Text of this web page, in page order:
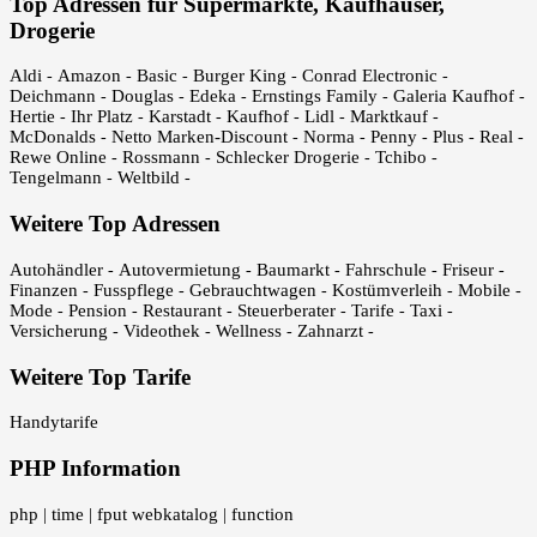
Drogerie
Aldi - Amazon - Basic - Burger King - Conrad Electronic -
Deichmann - Douglas - Edeka - Ernstings Family - Galeria Kaufhof -
Hertie - Ihr Platz - Karstadt - Kaufhof - Lidl - Marktkauf -
McDonalds - Netto Marken-Discount - Norma - Penny - Plus - Real -
Rewe Online - Rossmann - Schlecker Drogerie - Tchibo -
Tengelmann - Weltbild -
Weitere Top Adressen
Autohändler - Autovermietung - Baumarkt - Fahrschule - Friseur -
Finanzen - Fusspflege - Gebrauchtwagen - Kostümverleih - Mobile -
Mode - Pension - Restaurant - Steuerberater - Tarife - Taxi -
Versicherung - Videothek - Wellness - Zahnarzt -
Weitere Top Tarife
Handytarife
PHP Information
php time fput webkatalog function